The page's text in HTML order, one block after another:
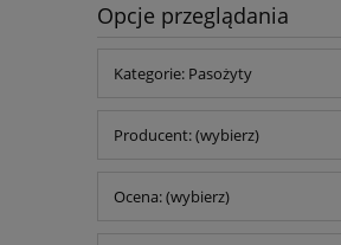
Opcje przeglądania
Kategorie: Pasożyty
Producent: (wybierz)
Ocena: (wybierz)